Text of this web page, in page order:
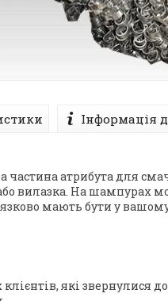
Інформація
атрибута для
вилазка. На шампурах
мають бути у
клієнтів, які